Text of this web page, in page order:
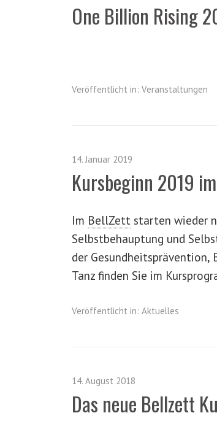
One Billion Rising
Veröffentlicht in: Veranstaltungen
14. Januar 2019
Kursbeginn 2019 im
Im BellZett starten wieder
Selbstbehauptung und
der Gesundheitsprävention,
Tanz finden Sie im
Veröffentlicht in: Aktuelles
14. August 2018
Das neue Bellzett